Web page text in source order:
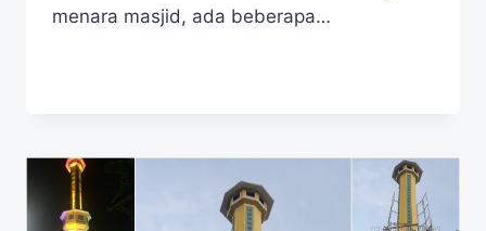
menara masjid, ada beberapa…